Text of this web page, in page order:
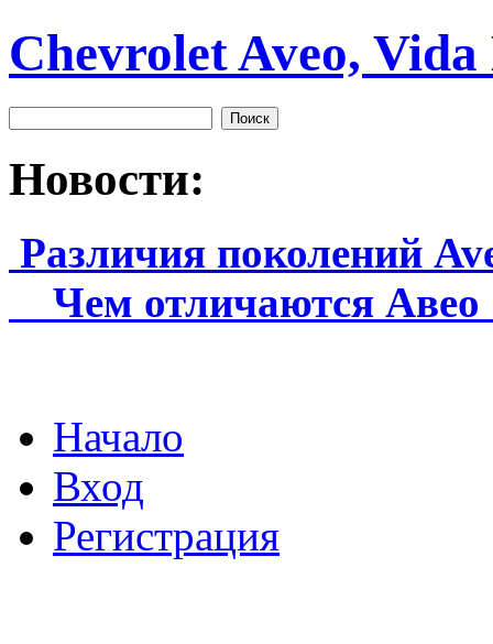
Chevrolet Aveo,
Новости:
Различия поколений
Чем отличаются Авео
Начало
Вход
Регистрация